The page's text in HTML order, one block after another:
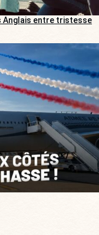
Anglais entre tristesse